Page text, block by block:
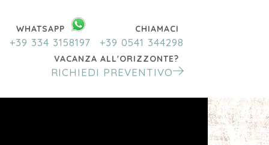
WHATSAPP
+39 334 3158197
CHIAMACI
+39 0541 344298
VACANZA ALL'ORIZZONTE?
RICHIEDI PREVENTIVO